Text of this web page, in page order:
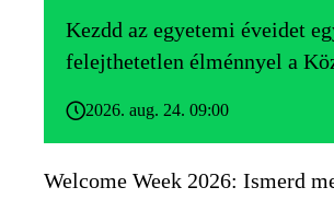
Kezdd az egyetemi éveidet
felejthetetlen élménnyel a
2026. aug. 24. 09:00
Welcome Week 2026: Ismerd